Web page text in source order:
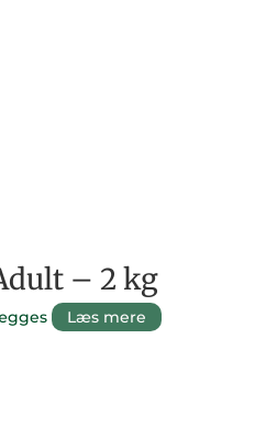
– 2 kg
Læs mere